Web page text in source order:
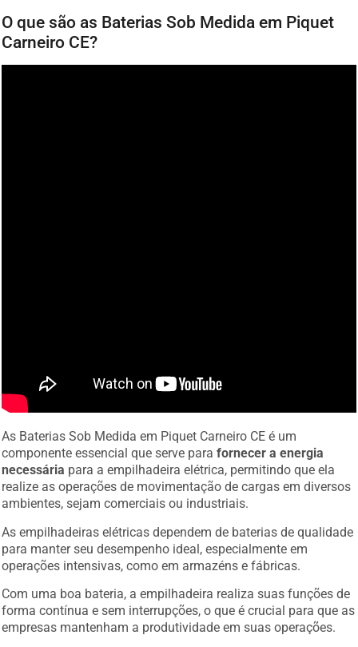
O que são as Baterias Sob Medida em Piquet
Carneiro CE?
As Baterias Sob Medida em Piquet Carneiro CE é um
componente essencial que serve parafornecer a energia
necessária para a empilhadeira elétrica, permitindo que ela
realize as operações de movimentação de cargas em diversos
ambientes, sejam comerciais ou industriais.
As empilhadeiras elétricas dependem de baterias de qualidade
para manter seu desempenho ideal, especialmente em
operações intensivas, como em armazéns e fábricas.
Com uma boa bateria, a empilhadeira realiza suas funções de
forma contínua e sem interrupções, o que é crucial para que as
empresas mantenham a produtividade em suas operações.